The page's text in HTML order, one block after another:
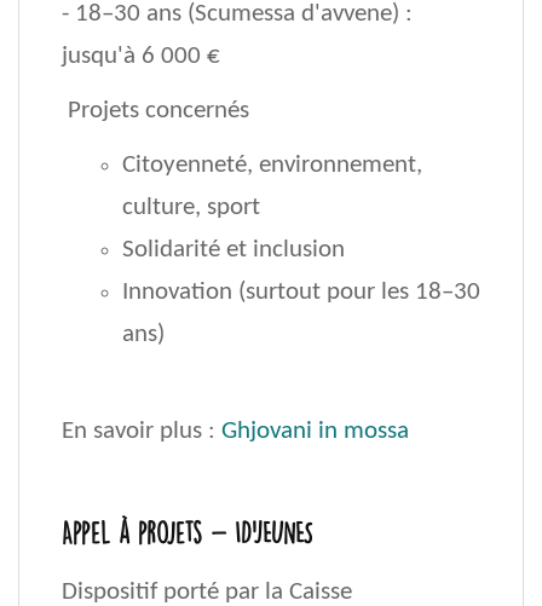
- 18–30 ans (Scumessa d'avvene) :
jusqu'à 6 000 €
Projets concernés
Citoyenneté, environnement,
culture, sport
Solidarité et inclusion
Innovation (surtout pour les 18–30
ans)
En savoir plus : Ghjovani in mossa
Appel à projets - ID'JEUNES
Dispositif porté par la Caisse